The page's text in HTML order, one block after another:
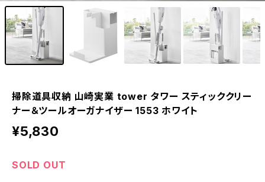
掃除道具収納 山崎実業 tower タワー スティッククリー
ナー＆ツールオーガナイザー 1553 ホワイト
¥5,830
SOLD OUT